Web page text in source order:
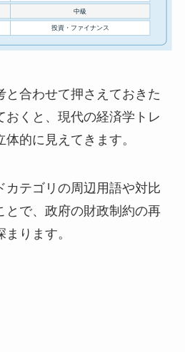
と合わせて押さえておきた
おくと、現代の経済学トレ
的に見えてきます。
カテゴリの周辺用語や対比
とで、政府の財政制約の再
ります。